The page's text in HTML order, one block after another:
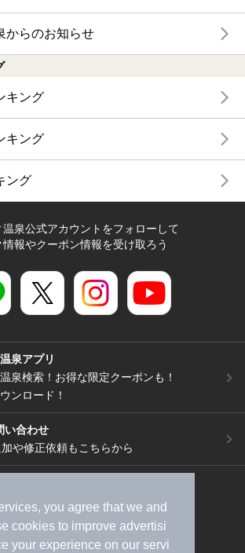
you agree that we and
cookies to improve advertisi
your experience on our servi
からのお知らせ
キング
キング
ング
温泉公式アカウントをフォローして
情報やクーポン情報を受け取ろう
泉アプリ
泉検索！お得な限定クーポンも！
ンロード！
い合わせ
や修正依頼もこちらから
集（資料請求）
広告出稿のご案内
ライフスタイルMEMBERS+規約
法に基づく表記
ヘルプ 採用情報